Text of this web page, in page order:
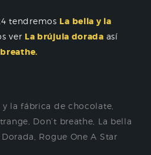
tendremos La bella y la
ver La brújula dorada así
y la fábrica de chocolate
Don’t breathe La bella
Rogue One A Star